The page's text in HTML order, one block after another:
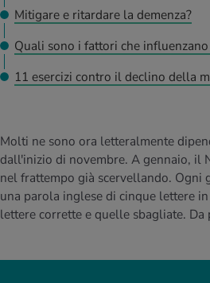
Mitigare e ritardare la demenza?
Quali sono i fattori che influenzano
11 esercizi contro il declino della
Molti ne sono ora letteralmente
dall'inizio di novembre. A gennaio, il
nel frattempo già scervellando.
una parola inglese di cinque lettere
lettere corrette e quelle sbagliate. Da